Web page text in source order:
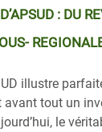
: DU
illustre
avant tout un
le